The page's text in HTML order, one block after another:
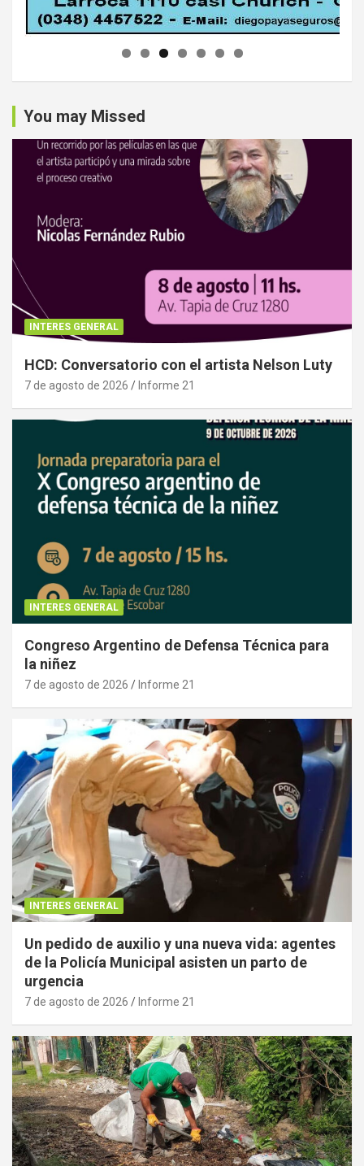
You may Missed
INTERES GENERAL
HCD: Conversatorio con el artista Nelson Luty
7 de agosto de 2026 Informe 21
INTERES GENERAL
Congreso Argentino de Defensa Técnica para
la niñez
7 de agosto de 2026 Informe 21
INTERES GENERAL
Un pedido de auxilio y una nueva vida: agentes
de la Policía Municipal asisten un parto de
urgencia
7 de agosto de 2026 Informe 21